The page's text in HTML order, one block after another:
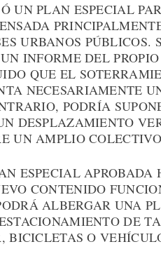
UN PLAN ESPECIAL
URBANOS PÚBLICOS.
INFORME DEL
QUE EL
NECESARIAMENTE
PODRÍA
DESPLAZAMIENTO
UN AMPLIO
ESPECIAL APROBADA
CONTENIDO
ALBERGAR UNA
DE
BICICLETAS O